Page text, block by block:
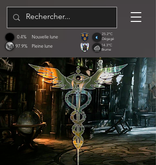
97.9%
0.4%
Pleine lune
Nouvelle lune
25.2°C
Dégagé
14.3°C
Brume